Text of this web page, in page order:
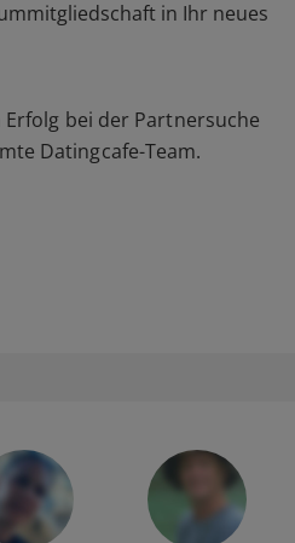
in Ihr neues
bei der Partnersuche
Datingcafe-Team.